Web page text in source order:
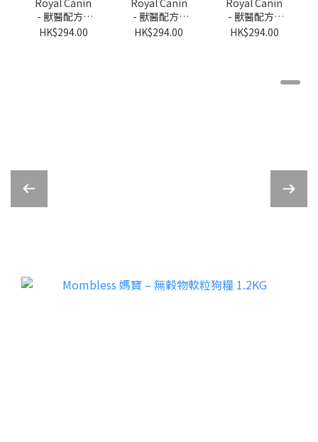
Royal Canin
- 獸醫配方 -
Renal Liquid
HK$294.00
Royal Canin
- 獸醫配方 -
Renal Liquid
HK$294.00
Royal Canin
- 獸醫配方 -
Gastrolntest
200g (3枝裝)
HK$294.00